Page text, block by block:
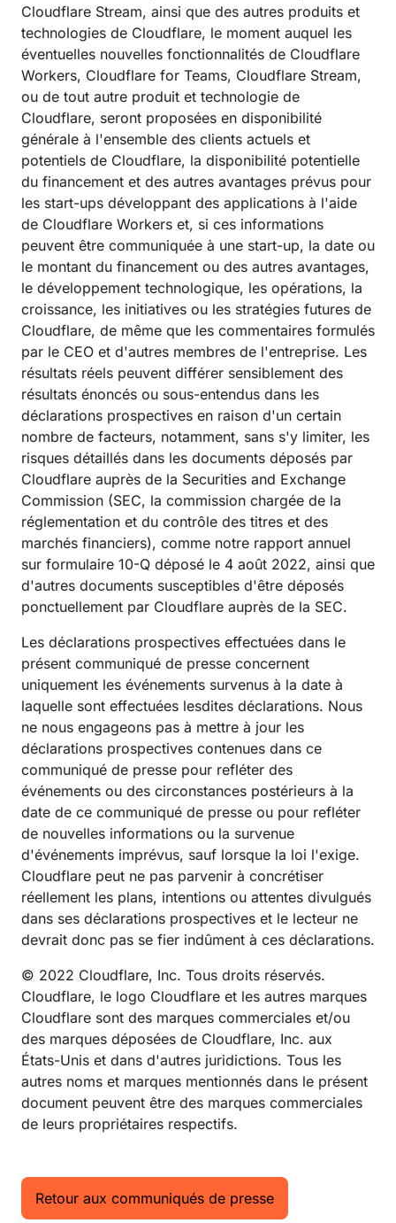
Cloudflare Stream, ainsi que des autres produits et
technologies de Cloudflare, le moment auquel les
éventuelles nouvelles fonctionnalités de Cloudflare
Workers, Cloudflare for Teams, Cloudflare Stream,
ou de tout autre produit et technologie de
Cloudflare, seront proposées en disponibilité
générale à l'ensemble des clients actuels et
potentiels de Cloudflare, la disponibilité potentielle
du financement et des autres avantages prévus pour
les start-ups développant des applications à l'aide
de Cloudflare Workers et, si ces informations
peuvent être communiquée à une start-up, la date ou
le montant du financement ou des autres avantages,
le développement technologique, les opérations, la
croissance, les initiatives ou les stratégies futures de
Cloudflare, de même que les commentaires formulés
par le CEO et d'autres membres de l'entreprise. Les
résultats réels peuvent différer sensiblement des
résultats énoncés ou sous-entendus dans les
déclarations prospectives en raison d'un certain
nombre de facteurs, notamment, sans s'y limiter, les
risques détaillés dans les documents déposés par
Cloudflare auprès de la Securities and Exchange
Commission (SEC, la commission chargée de la
réglementation et du contrôle des titres et des
marchés financiers), comme notre rapport annuel
sur formulaire 10-Q déposé le 4 août 2022, ainsi que
d'autres documents susceptibles d'être déposés
ponctuellement par Cloudflare auprès de la SEC.
Les déclarations prospectives effectuées dans le
présent communiqué de presse concernent
uniquement les événements survenus à la date à
laquelle sont effectuées lesdites déclarations. Nous
ne nous engageons pas à mettre à jour les
déclarations prospectives contenues dans ce
communiqué de presse pour refléter des
événements ou des circonstances postérieurs à la
date de ce communiqué de presse ou pour refléter
de nouvelles informations ou la survenue
d'événements imprévus, sauf lorsque la loi l'exige.
Cloudflare peut ne pas parvenir à concrétiser
réellement les plans, intentions ou attentes divulgués
dans ses déclarations prospectives et le lecteur ne
devrait donc pas se fier indûment à ces déclarations.
© 2022 Cloudflare, Inc. Tous droits réservés.
Cloudflare, le logo Cloudflare et les autres marques
Cloudflare sont des marques commerciales et/ou
des marques déposées de Cloudflare, Inc. aux
États-Unis et dans d'autres juridictions. Tous les
autres noms et marques mentionnés dans le présent
document peuvent être des marques commerciales
de leurs propriétaires respectifs.
Retour aux communiqués de presse